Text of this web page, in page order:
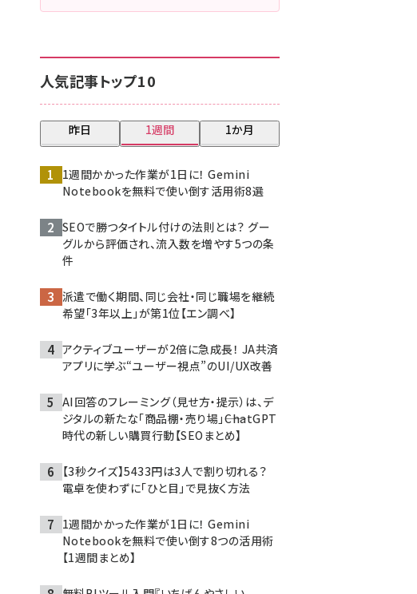
人気記事トップ10
昨日 1週間 1か月
1週間かかった作業が1日に！ Gemini
Notebookを無料で使い倒す活用術8選
SEOで勝つタイトル付けの法則とは？ グー
グルから評価され、流入数を増やす5つの条
件
派遣で働く期間、同じ会社・同じ職場を継続
希望「3年以上」が第1位【エン調べ】
アクティブユーザーが2倍に急成長！ JA共済
アプリに学ぶ“ユーザー視点”のUI/UX改善
AI回答のフレーミング（見せ方・提示）は、デ
ジタルの新たな「商品棚・売り場」――ChatGPT
時代の新しい購買行動【SEOまとめ】
【3秒クイズ】5433円は3人で割り切れる？
電卓を使わずに「ひと目」で見抜く方法
1週間かかった作業が1日に！ Gemini
Notebookを無料で使い倒す8つの活用術
【1週間まとめ】